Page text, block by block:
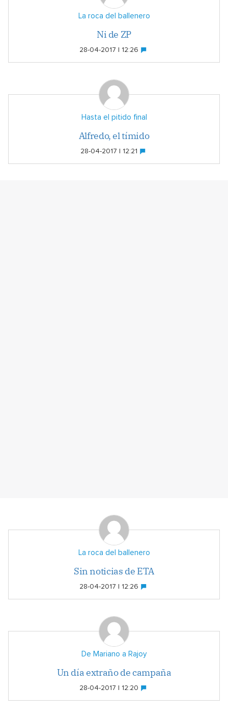
La roca del ballenero
Ni de ZP
28-04-2017 | 12:26
Hasta el pitido final
Alfredo, el tímido
28-04-2017 | 12:21
La roca del ballenero
Sin noticias de ETA
28-04-2017 | 12:26
De Mariano a Rajoy
Un día extraño de campaña
28-04-2017 | 12:20